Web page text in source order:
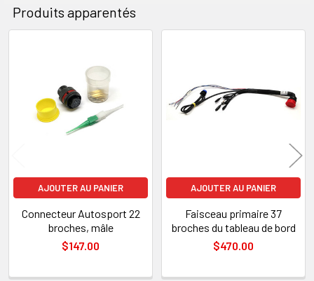
Produits apparentés
apparentés
AJOUTER AU PANIER
Connecteur Autosport 22
broches, mâle
$147.00
AJOUTER AU PANIER
Faisceau primaire 37
broches du tableau de bord
$470.00